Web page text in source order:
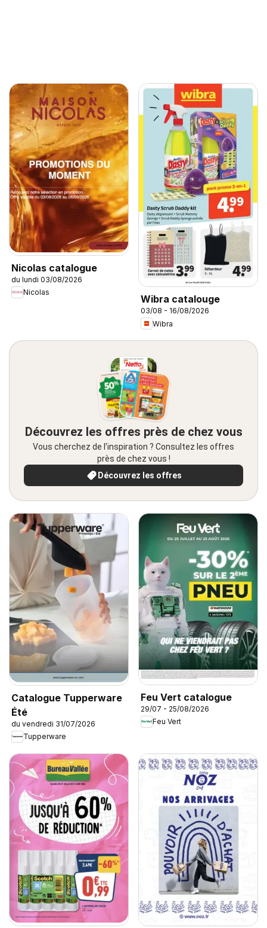
Nicolas catalogue
du lundi 03/08/2026
Nicolas
Wibra catalouge
03/08 - 16/08/2026
Wibra
Découvrez les offres près de chez vous
Vous cherchez de l’inspiration ? Consultez les offres
près de chez vous !
Découvrez les offres
Catalogue Tupperware
Été
du vendredi 31/07/2026
Tupperware
Feu Vert catalogue
29/07 - 25/08/2026
Feu Vert